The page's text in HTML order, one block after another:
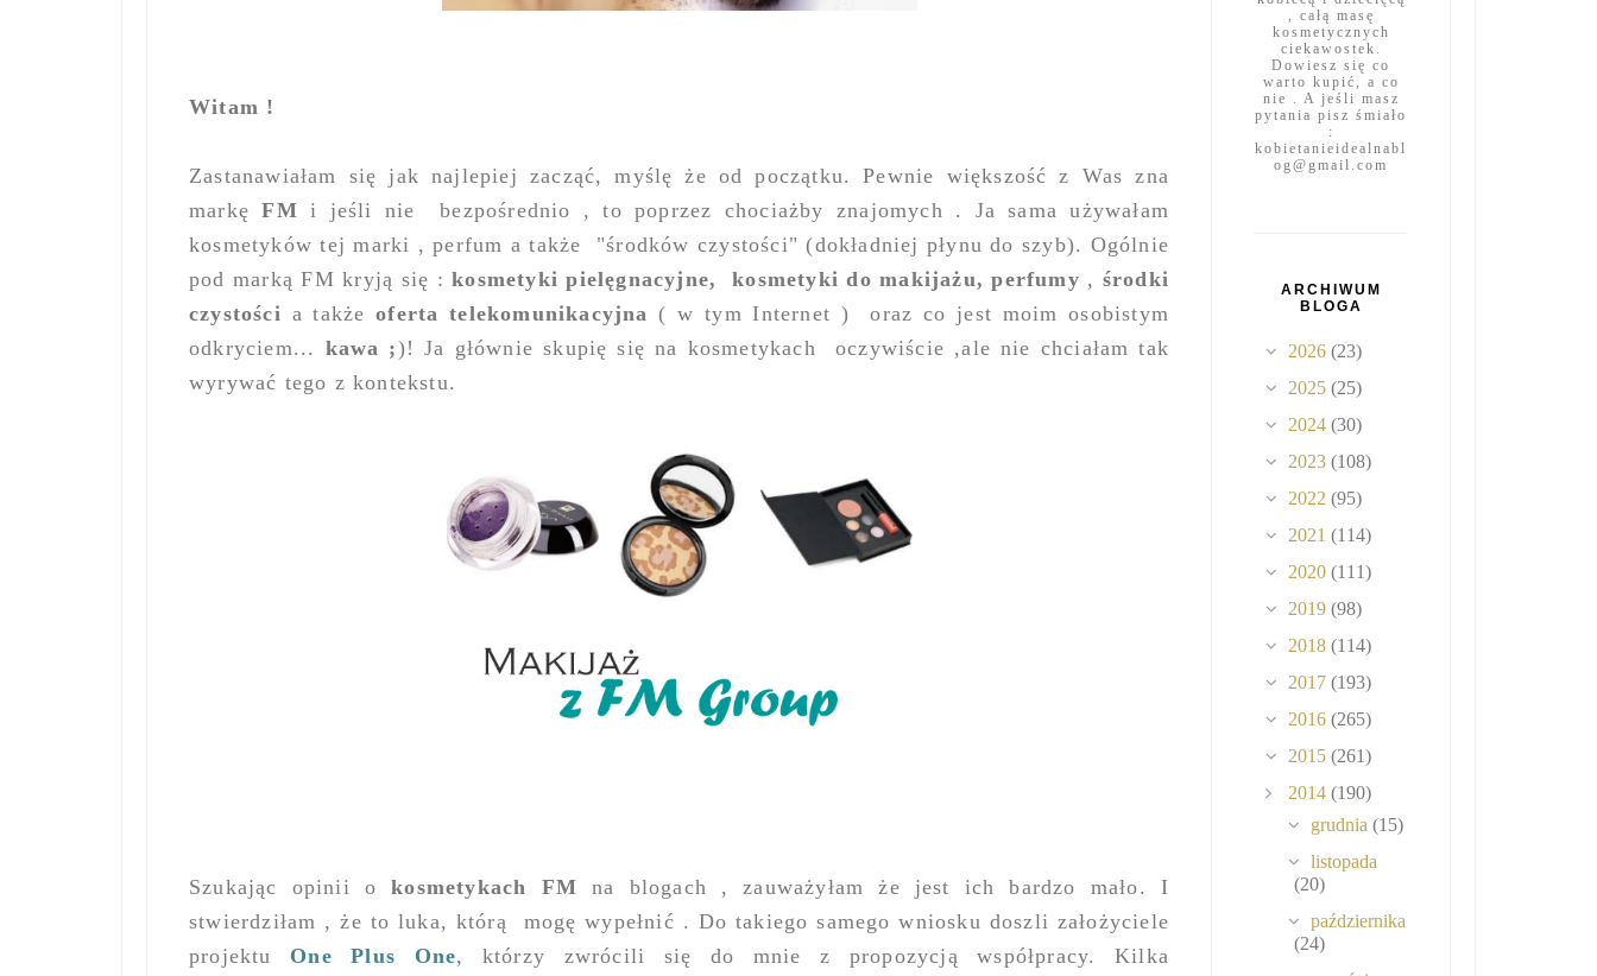
Witam !
Zastanawiałam się jak najlepiej zacząć, myślę że od początku. Pewnie większość z Was zna
markę FMi jeśli nie
bezpośrednio , to poprzez chociażby znajomych . Ja sama używałam
kosmetyków tej marki , perfum a także
"środków czystości" (dokładniej płynu do szyb). Ogólnie
pod marką FM kryją się :kosmetyki pielęgnacyjne, kosmetyki do makijażu, perfumy , środki
czystości a takżeoferta telekomunikacyjna( w tym Internet )
oraz co jest moim osobistym
odkryciem... kawa ;)! Ja głównie skupię się na kosmetykach
oczywiście ,ale nie chciałam tak
wyrywać tego z kontekstu.
Szukając opinii okosmetykach FM na blogach , zauważyłam że jest ich bardzo mało. I
stwierdziłam , że to luka, którą
mogę wypełnić . Do takiego samego wniosku doszli założyciele
projektu One Plus One,
którzy zwrócili się do mnie z propozycją współpracy. Kilka
, całą masę
kosmetycznych
ciekawostek.
Dowiesz się co
warto kupić, a co
nie . A jeśli masz
pytania pisz śmiało
:
kobietanieidealnabl
og@gmail.com
ARCHIWUM
BLOGA
2026 (23)
2025 (25)
2024 (30)
2023 (108)
2022 (95)
2021 (114)
2020 (111)
2019 (98)
2018 (114)
2017 (193)
2016 (265)
2015 (261)
2014 (190)
grudnia(15)
listopada
(20)
października
(24)